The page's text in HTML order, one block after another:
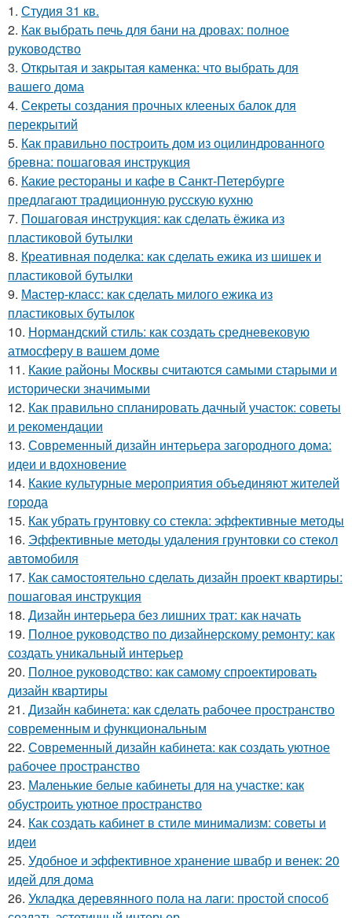
1. Студия 31 кв.
2. Как выбрать печь для бани на дровах: полное
руководство
3. Открытая и закрытая каменка: что выбрать для
вашего дома
4. Секреты создания прочных клееных балок для
перекрытий
5. Как правильно построить дом из оцилиндрованного
бревна: пошаговая инструкция
6. Какие рестораны и кафе в Санкт-Петербурге
предлагают традиционную русскую кухню
7. Пошаговая инструкция: как сделать ёжика из
пластиковой бутылки
8. Креативная поделка: как сделать ежика из шишек и
пластиковой бутылки
9. Мастер-класс: как сделать милого ежика из
пластиковых бутылок
10. Нормандский стиль: как создать средневековую
атмосферу в вашем доме
11. Какие районы Москвы считаются самыми старыми и
исторически значимыми
12. Как правильно спланировать дачный участок: советы
и рекомендации
13. Современный дизайн интерьера загородного дома:
идеи и вдохновение
14. Какие культурные мероприятия объединяют жителей
города
15. Как убрать грунтовку со стекла: эффективные методы
16. Эффективные методы удаления грунтовки со стекол
автомобиля
17. Как самостоятельно сделать дизайн проект квартиры:
пошаговая инструкция
18. Дизайн интерьера без лишних трат: как начать
19. Полное руководство по дизайнерскому ремонту: как
создать уникальный интерьер
20. Полное руководство: как самому спроектировать
дизайн квартиры
21. Дизайн кабинета: как сделать рабочее пространство
современным и функциональным
22. Современный дизайн кабинета: как создать уютное
рабочее пространство
23. Маленькие белые кабинеты для на участке: как
обустроить уютное пространство
24. Как создать кабинет в стиле минимализм: советы и
идеи
25. Удобное и эффективное хранение швабр и венек: 20
идей для дома
26. Укладка деревянного пола на лаги: простой способ